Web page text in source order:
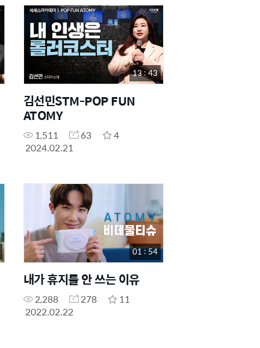
13 : 43
김선민STM-POP FUN
ATOMY
1,511 63
4
2024.02.21
01 : 54
내가 휴지를 안 쓰는 이유
2,288 278
11
2022.02.22